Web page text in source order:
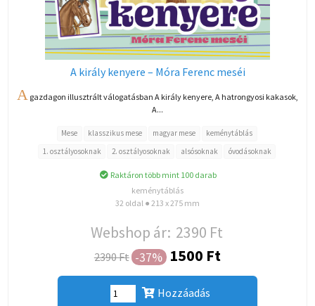
A király kenyere – Móra Ferenc meséi
A gazdagon illusztrált válogatásban A király kenyere, A hatrongyosi kakasok,
A...
Mese klasszikus mese magyar mese
keménytáblás
1. osztályosoknak
2. osztályosoknak alsósoknak óvodásoknak
Raktáron több mint 100 darab
keménytáblás
32 oldal ● 213 x 275 mm
Webshop ár: 2390 Ft
2390 Ft -37% 1500 Ft
Hozzáadás